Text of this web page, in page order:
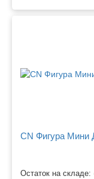
CN Фигура Мини
Остаток на складе: